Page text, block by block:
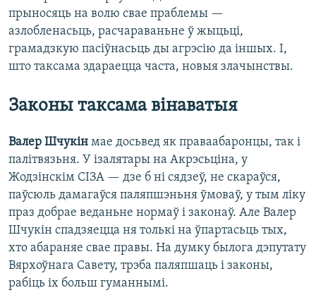
прыносяць на волю свае праблемы —
азлобленасьць, расчараваньне ў жыцьці,
грамадзкую пасіўнасьць ды агрэсію да іншых. І,
што таксама здараецца часта, новыя злачынствы.
Законы таксама вінаватыя
Валер Шчукін мае досьвед як праваабаронцы, так і
палітвязьня. У ізалятары на Акрэсьціна, у
Жодзінскім СІЗА — дзе б ні сядзеў, не скараўся,
паўсюль дамагаўся паляпшэньня ўмоваў, у тым ліку
праз добрае веданьне нормаў і законаў. Але Валер
Шчукін спадзяецца ня толькі на ўпартасьць тых,
хто абараняе свае правы. На думку былога дэпутату
Вярхоўнага Савету, трэба паляпшаць і законы,
рабіць іх больш гуманнымі.